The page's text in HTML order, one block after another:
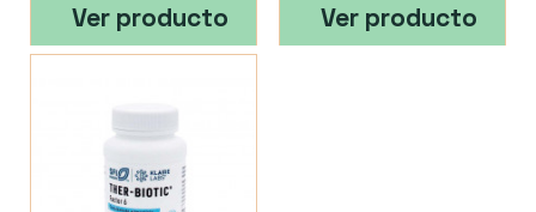
Ver producto Ver producto